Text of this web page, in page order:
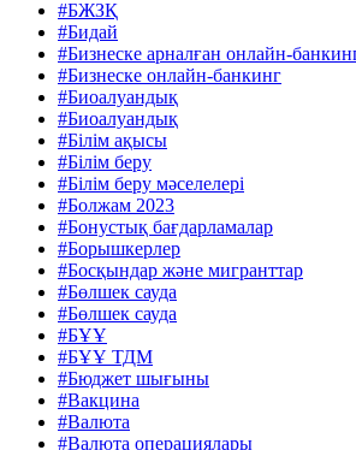
#БЖЗҚ
#Бидай
#Бизнеске арналған онлайн-
#Бизнеске онлайн-банкинг
#Биоалуандық
#Биоалуандық
#Білім ақысы
#Білім беру
#Білім беру мәселелері
#Болжам 2023
#Бонустық бағдарламалар
#Борышкерлер
#Босқындар және мигранттар
#Бөлшек сауда
#Бөлшек сауда
#БҰҰ
#БҰҰ ТДМ
#Бюджет шығыны
#Вакцина
#Валюта
#Валюта операциялары